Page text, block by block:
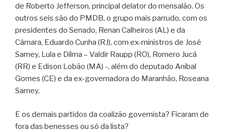
de Roberto Jefferson, principal delator do mensalão. Os
outros seis são do PMDB, o grupo mais parrudo, com os
presidentes do Senado, Renan Calheiros (AL) e da
Câmara, Eduardo Cunha (RJ), com ex-ministros de José
Sarney, Lula e Dilma – Valdir Raupp (RO), Romero Jucá
(RR) e Edison Lobão (MA) -, além do deputado Anibal
Gomes (CE) e da ex-governadora do Maranhão, Roseana
Sarney.
E os demais partidos da coalizão governista? Ficaram de
fora das benesses ou só da lista?